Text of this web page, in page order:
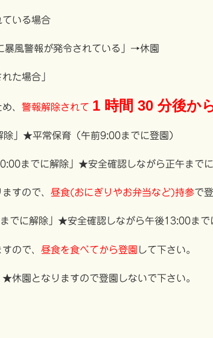
いる場合
暴風警報が発令されている」→休園
た場合」
、 警報解除されて 1 時間 30 分後か
除」★平常保育（午前9:00までに登園）
までに解除」★安全確認しながら正午まで
すので、 昼食(おにぎりやお弁当など)持参で
でに解除」★安全確認しながら午後13:00まで
ので、 昼食を食べてから登園 して下さい。
★休園となりますので登園しないで下さい。